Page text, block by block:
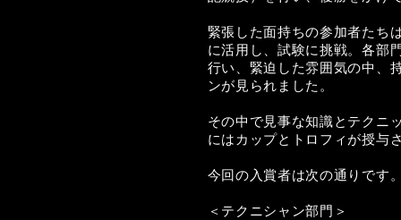
緊張した面持ちの参加者たち
に活用し、試験に挑戦。各部
行い、緊迫した雰囲気の中、
ンが見られました。
その中で見事な知識とテクニ
にはカップとトロフィが授与
今回の入賞者は次の通りです
＜テクニシャン部門＞